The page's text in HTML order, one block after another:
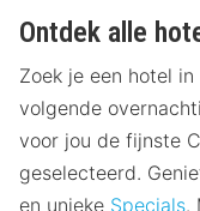
Ontdek alle
Zoek je een hotel
volgende
voor jou de fijnste
geselecteerd.
en unieke Specials.